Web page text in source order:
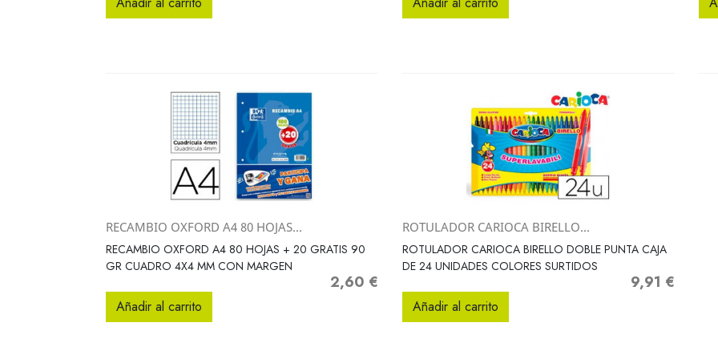
 Vista rápida
RECAMBIO OXFORD A4 80 HOJAS...
RECAMBIO OXFORD A4 80 HOJAS + 20 GRATIS 90
GR CUADRO 4X4 MM CON MARGEN
Precio
2,60 €
Añadir al carrito
 Vista rápida
ROTULADOR CARIOCA BIRELLO...
ROTULADOR CARIOCA BIRELLO DOBLE PUNTA CAJA
DE 24 UNIDADES COLORES SURTIDOS
Precio
9,91 €
Añadir al carrito